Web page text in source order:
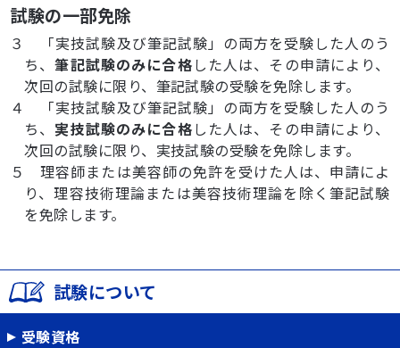
試験の一部免除
３ 「実技試験及び筆記試験」の両方を受験した人のう
ち、筆記試験のみに合格した人は、その申請により、
次回の試験に限り、筆記試験の受験を免除します。
４ 「実技試験及び筆記試験」の両方を受験した人のう
ち、 実技試験のみに合格した人は、その申請により、
次回の試験に限り、実技試験の受験を免除します。
５ 理容師または美容師の免許を受けた人は、申請によ
り、理容技術理論または美容技術理論を除く筆記試験
を免除します。
試験について
受験資格